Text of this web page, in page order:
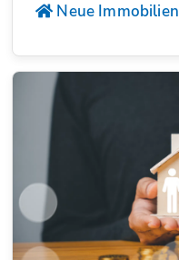
Neue Immobilien